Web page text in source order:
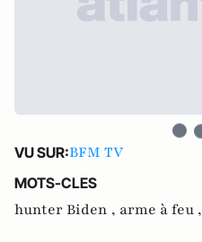
VU SUR:BFM TV
MOTS-CLES
hunter Biden , arme à feu ,